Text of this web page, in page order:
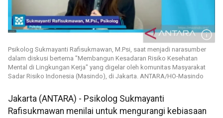
Psikolog Sukmayanti Rafisukmawan, M.Psi, saat menjadi narasumber
dalam diskusi bertema "Membangun Kesadaran Risiko Kesehatan
Mental di Lingkungan Kerja" yang digelar oleh komunitas Masyarakat
Sadar Risiko Indonesia (Masindo), di Jakarta. ANTARA/HO-Masindo
Jakarta (ANTARA) - Psikolog Sukmayanti
Rafisukmawan menilai untuk mengurangi kebiasaan